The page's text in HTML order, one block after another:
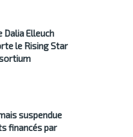
Dalia Elleuch
le Rising Star
suspendue
financés par